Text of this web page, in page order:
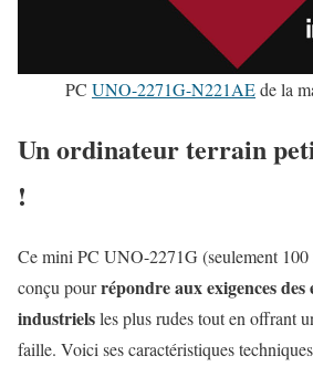
PC UNO-2271G-N221AEde la
Un ordinateur terrain
!
Ce mini PC UNO-2271G (seulement
conçu pourrépondre aux exigences
industrielsles plus rudes tout en offrant
faille. Voici ses caractéristiques